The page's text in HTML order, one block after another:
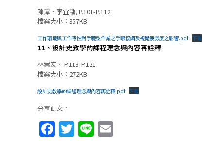
陳潭、李宜融, P.101-P.112
檔案大小：357KB
工作環境與工作特性對手腕型作業之手眼協調及視覺疲勞度之影響.pdf 下載
11、設計史教學的課程理念與內容再詮釋
林崇宏、 P.113-P.121
檔案大小：272KB
設計史教學的課程理念與內容再詮釋.pdf 下載
分享此文：
Facebook
Twitter
LineEmail